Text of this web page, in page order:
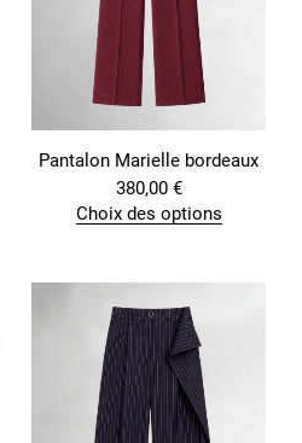
Pantalon Marielle bordeaux
380,00 €
Choix des options
p
o
d
u
i
t
a